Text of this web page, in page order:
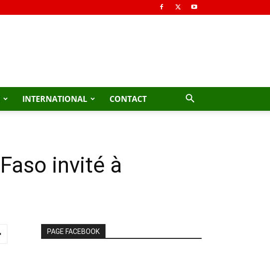
INTERNATIONAL CONTACT
invité à
PAGE FACEBOOK